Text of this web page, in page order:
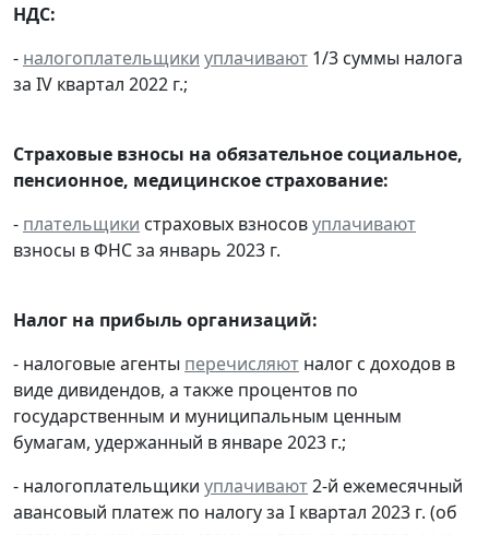
НДС:
- налогоплательщики уплачивают 1/3 суммы налога
за IV квартал 2022 г.;
Страховые взносы на обязательное социальное,
пенсионное, медицинское страхование:
- плательщики страховых взносовуплачивают
взносы в ФНС за январь 2023 г.
Налог на прибыль организаций:
- налоговые агенты перечисляют налог с доходов в
виде дивидендов, а также процентов по
государственным и муниципальным ценным
бумагам, удержанный в январе 2023 г.;
- налогоплательщики уплачивают2-й ежемесячный
авансовый платеж по налогу за I квартал 2023 г. (об